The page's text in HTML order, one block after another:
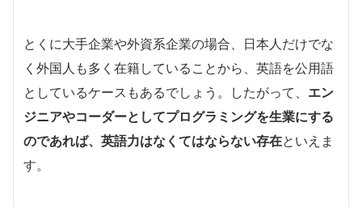
とくに大手企業や外資系企業の場合、日本人だけでな
く外国人も多く在籍していることから、英語を公用語
としているケースもあるでしょう。したがって、 エン
ジニアやコーダーとしてプログラミングを生業にする
のであれば、英語力はなくてはならない存在といえま
す。